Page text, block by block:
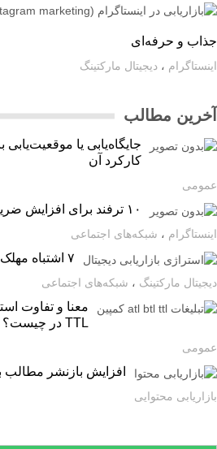
و حرفه‌ای
،دیجیتال مارکتینگ
مطالب
جایگاه‌یابی یا موقعیت‌یابی
کارکرد آن
۱۰ ترفند برای افزایش ضریب مشارکت در اینستاگرام
،شبکه‌های اجتماعی
مارکتینگ،شبکه‌های اجتماعی
TTL در چیست؟
افزایش بازنشر مطالب با ۶ استراتژی ساده
محتوایی